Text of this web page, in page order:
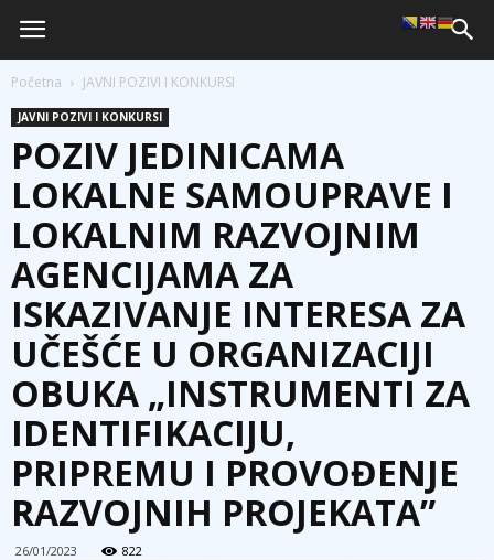
Početna JAVNI POZIVI I KONKURSI
JAVNI POZIVI I KONKURSI
POZIV JEDINICAMA
LOKALNE SAMOUPRAVE I
LOKALNIM RAZVOJNIM
AGENCIJAMA ZA
ISKAZIVANJE INTERESA ZA
UČEŠĆE U ORGANIZACIJI
OBUKA „INSTRUMENTI ZA
IDENTIFIKACIJU,
PRIPREMU I PROVOĐENJE
RAZVOJNIH PROJEKATA”
26/01/2023 822